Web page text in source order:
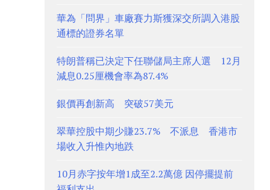
華為「問界」車廠賽力斯獲深交所調入港股
通標的證券名單
特朗普稱已決定下任聯儲局主席人選 12月
減息0.25厘機會率為87.4%
銀價再創新高 突破57美元
翠華控股中期少賺23.7% 不派息 香港市
場收入升惟內地跌
10月赤字按年增1成至2.2萬億 因停擺提前